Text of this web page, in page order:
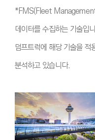
*FMS(Fleet
데이터를 수집하는 기술입
덤프트럭에 해당 기술을
분석하고 있습니다.